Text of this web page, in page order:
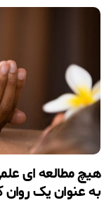
هیچ مطالعه ای
به عنوان یک روان